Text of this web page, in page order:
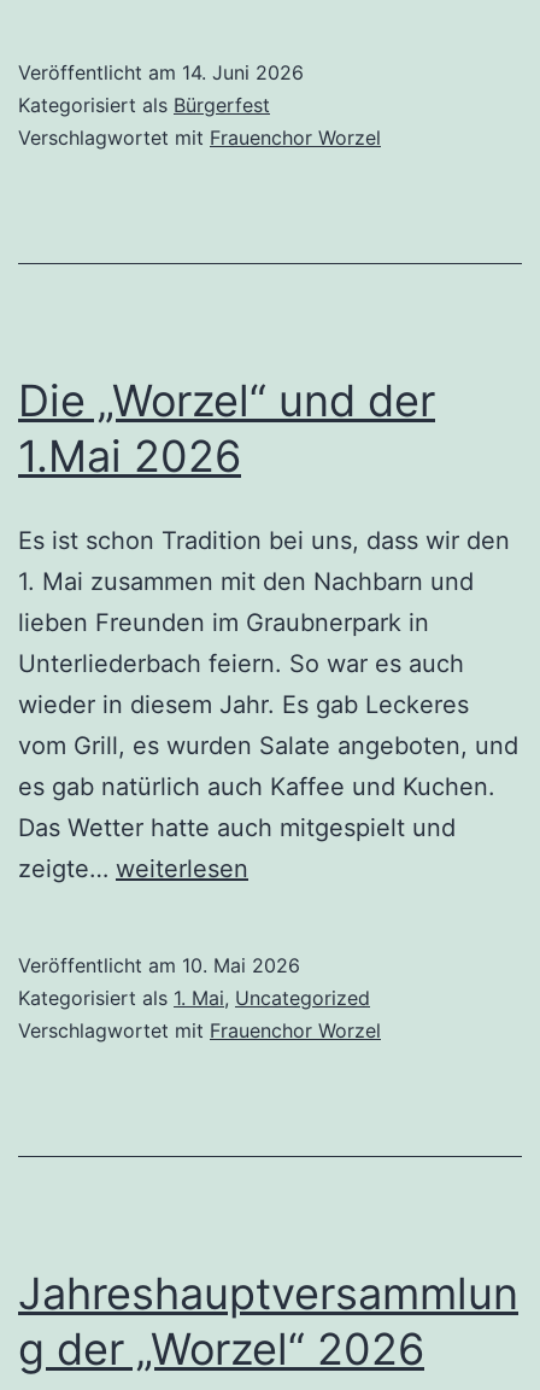
Bürgerfest
Veröffentlicht am 14. Juni 2026
Kategorisiert als Bürgerfest
Verschlagwortet mit Frauenchor Worzel
Die „Worzel“ und der
1.Mai 2026
Es ist schon Tradition bei uns, dass wir den
1. Mai zusammen mit den Nachbarn und
lieben Freunden im Graubnerpark in
Unterliederbach feiern. So war es auch
wieder in diesem Jahr. Es gab Leckeres
vom Grill, es wurden Salate angeboten, und
es gab natürlich auch Kaffee und Kuchen.
Das Wetter hatte auch mitgespielt und
zeigte… Die
der
1.Mai
weiterlesen
Veröffentlicht am 10. Mai 2026
Kategorisiert als 1. Mai, Uncategorized
Verschlagwortet mit Frauenchor Worzel
Jahreshauptversammlun
g der „Worzel“ 2026